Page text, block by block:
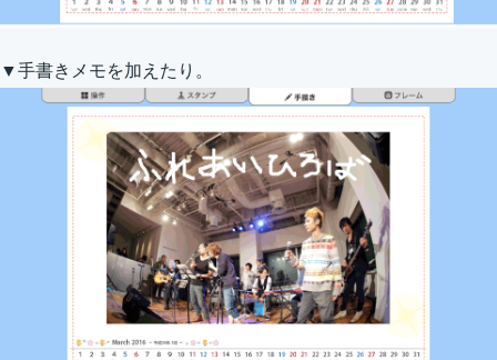
▼手書きメモを加えたり。